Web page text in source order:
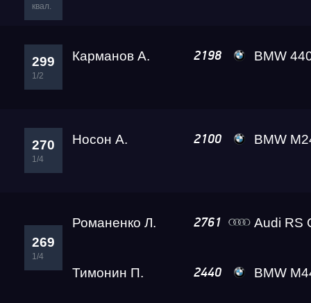
квал.
299
1/2
Карманов А. 2198 BMW
270
1/4
Носон А. 2100 BMW
269
1/4
Романенко Л. 2761 Audi RS
Тимонин П. 2440 BMW